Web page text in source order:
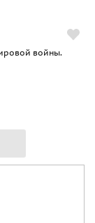
войны.